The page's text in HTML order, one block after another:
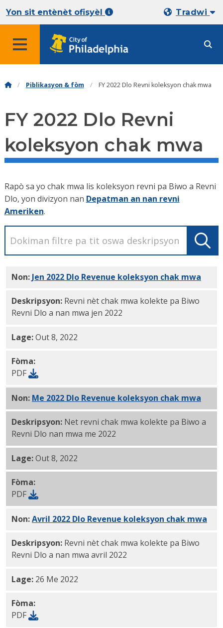
Yon sit entènèt ofisyèl Tradwi
Piblikasyon & fòm FY 2022 Dlo Revni koleksyon chak mwa
FY 2022 Dlo Revni
koleksyon chak mwa
Rapò sa yo chak mwa lis koleksyon revni pa Biwo a Revni
Dlo, yon divizyon nan Depatman an nan revni
Ameriken.
Non: Jen 2022 Dlo Revenue koleksyon chak mwa
Deskripsyon: Revni nèt chak mwa kolekte pa Biwo
Revni Dlo a nan mwa jen 2022
Lage:Out 8, 2022
Fòma:
PDF
Non: Me 2022 Dlo Revenue koleksyon chak mwa
Deskripsyon: Net revni chak mwa kolekte pa Biwo a
Revni Dlo nan mwa me 2022
Lage:Out 8, 2022
Fòma:
PDF
Non:Avril 2022 Dlo Revenue koleksyon chak mwa
Deskripsyon: Revni nèt chak mwa kolekte pa Biwo
Revni Dlo a nan mwa avril 2022
Lage: 26 Me 2022
Fòma:
PDF